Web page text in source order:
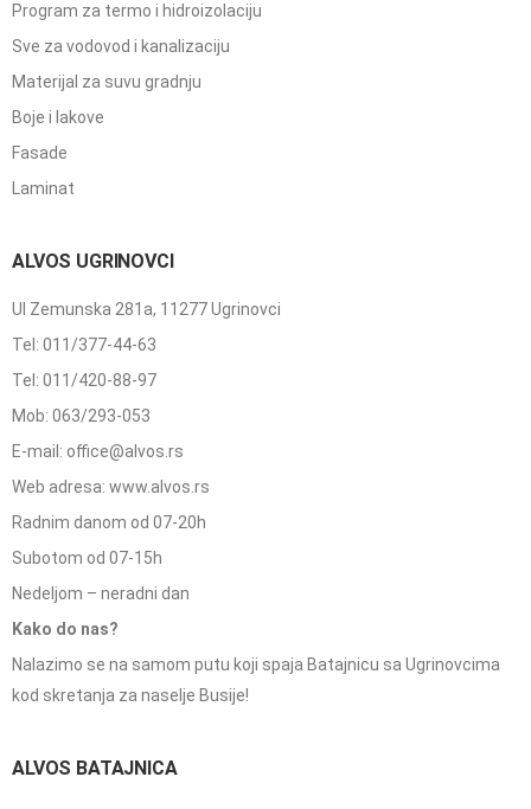
Program za termo i hidroizolaciju
Sve za vodovod i kanalizaciju
Materijal za suvu gradnju
Boje i lakove
Fasade
Laminat
ALVOS UGRINOVCI
Ul Zemunska 281a, 11277 Ugrinovci
Tel: 011/377-44-63
Tel: 011/420-88-97
Mob: 063/293-053
E-mail: office@alvos.rs
Web adresa: www.alvos.rs
Radnim danom od 07-20h
Subotom od 07-15h
Nedeljom – neradni dan
Kako do nas?
Nalazimo se na samom putu koji spaja Batajnicu sa Ugrinovcima
kod skretanja za naselje Busije!
ALVOS BATAJNICA